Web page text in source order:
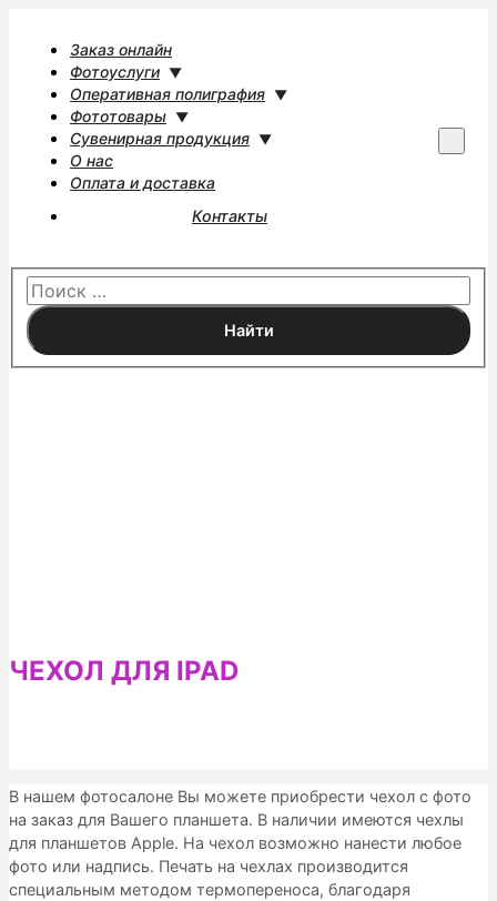
Заказ онлайн
Фотоуслуги
Оперативная полиграфия
Фототовары
Сувенирная продукция
О нас
Оплата и доставка
Контакты
Г
н
о
е
м
ЧЕХОЛ ДЛЯ IPAD
В нашем фотосалоне Вы можете приобрести чехол с фото
на заказ для Вашего планшета. В наличии имеются чехлы
для планшетов Apple. На чехол возможно нанести любое
фото или надпись. Печать на чехлах производится
специальным методом термопереноса, благодаря